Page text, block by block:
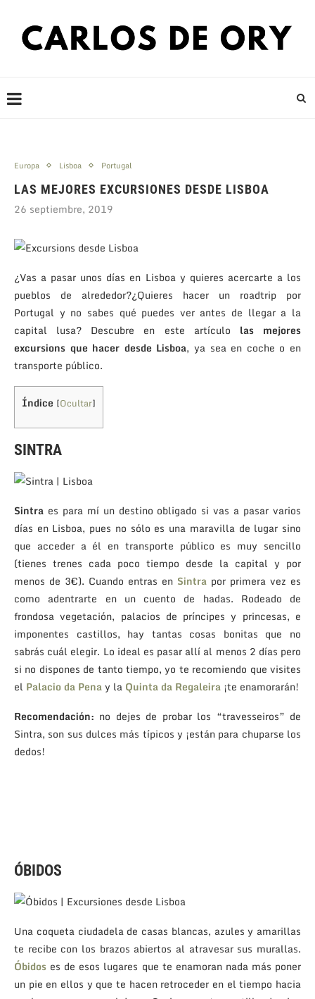
Europa Lisboa Portugal
LAS MEJORES EXCURSIONES DESDE LISBOA
26 septiembre, 2019
¿Vas a pasar unos días en Lisboa y quieres acercarte a los
pueblos de alrededor?¿Quieres hacer un roadtrip por
Portugal y no sabes qué puedes ver antes de llegar a la
capital lusa? Descubre en este artículo las mejores
excursions que hacer desde Lisboa, ya sea en coche o en
transporte público.
Índice [Ocultar]
SINTRA
Sintra es para mí un destino obligado si vas a pasar varios
días en Lisboa, pues no sólo es una maravilla de lugar sino
que acceder a él en transporte público es muy sencillo
(tienes trenes cada poco tiempo desde la capital y por
menos de 3€). Cuando entras en Sintra por primera vez es
como adentrarte en un cuento de hadas. Rodeado de
frondosa vegetación, palacios de príncipes y princesas, e
imponentes castillos, hay tantas cosas bonitas que no
sabrás cuál elegir. Lo ideal es pasar allí al menos 2 días pero
si no dispones de tanto tiempo, yo te recomiendo que visites
el Palacio da Penay la Quinta da Regaleira ¡te enamorarán!
Recomendación: no dejes de probar los “travesseiros” de
Sintra, son sus dulces más típicos y ¡están para chuparse los
dedos!
ÓBIDOS
Una coqueta ciudadela de casas blancas, azules y amarillas
te recibe con los brazos abiertos al atravesar sus murallas.
Óbidos es de esos lugares que te enamoran nada más poner
un pie en ellos y que te hacen retroceder en el tiempo hacia